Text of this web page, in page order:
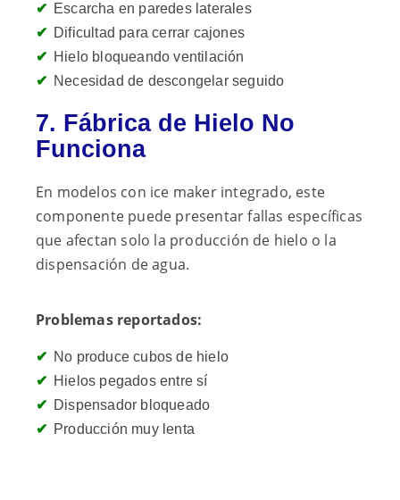
Escarcha en paredes laterales
Dificultad para cerrar cajones
Hielo bloqueando ventilación
Necesidad de descongelar seguido
7. Fábrica de Hielo No
Funciona
En modelos con ice maker integrado, este
componente puede presentar fallas específicas
que afectan solo la producción de hielo o la
dispensación de agua.
Problemas reportados:
No produce cubos de hielo
Hielos pegados entre sí
Dispensador bloqueado
Producción muy lenta